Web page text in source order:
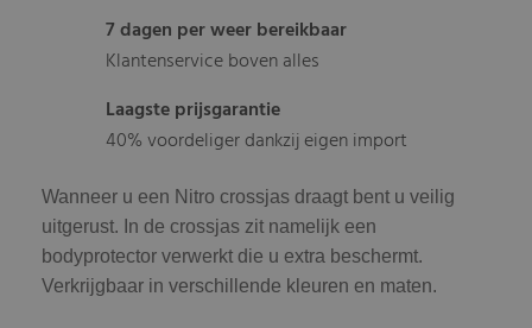
7 dagen per weer bereikbaar
Klantenservice boven alles
Laagste prijsgarantie
40% voordeliger dankzij eigen import
Wanneer u een Nitro crossjas draagt bent u veilig
uitgerust. In de crossjas zit namelijk een
bodyprotector verwerkt die u extra beschermt.
Verkrijgbaar in verschillende kleuren en maten.